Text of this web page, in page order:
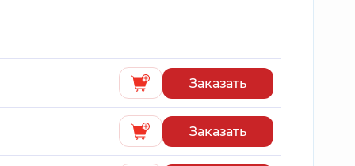
Заказать
Заказать